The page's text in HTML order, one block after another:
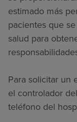
estimado más
pacientes que
salud para
Para solicitar un
el controlador
teléfono del